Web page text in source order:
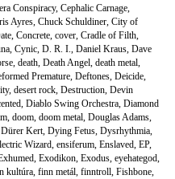
Conspiracy, Cephalic Carnage,
Ayres, Chuck Schuldiner, City of
, Concrete, cover, Cradle of Filth,
, Cynic, D. R. I., Daniel Kraus, Dave
, death, Death Angel, death metal,
Premature, Deftones, Deicide,
, desert rock, Destruction, Devin
, Diablo Swing Orchestra, Diamond
, doom, doom metal, Douglas Adams,
Dürer Kert, Dying Fetus, Dysrhythmia,
Wizard, ensiferum, Enslaved, EP,
, Exodikon, Exodus, eyehategod,
kultúra, finn metál, finntroll, Fishbone,